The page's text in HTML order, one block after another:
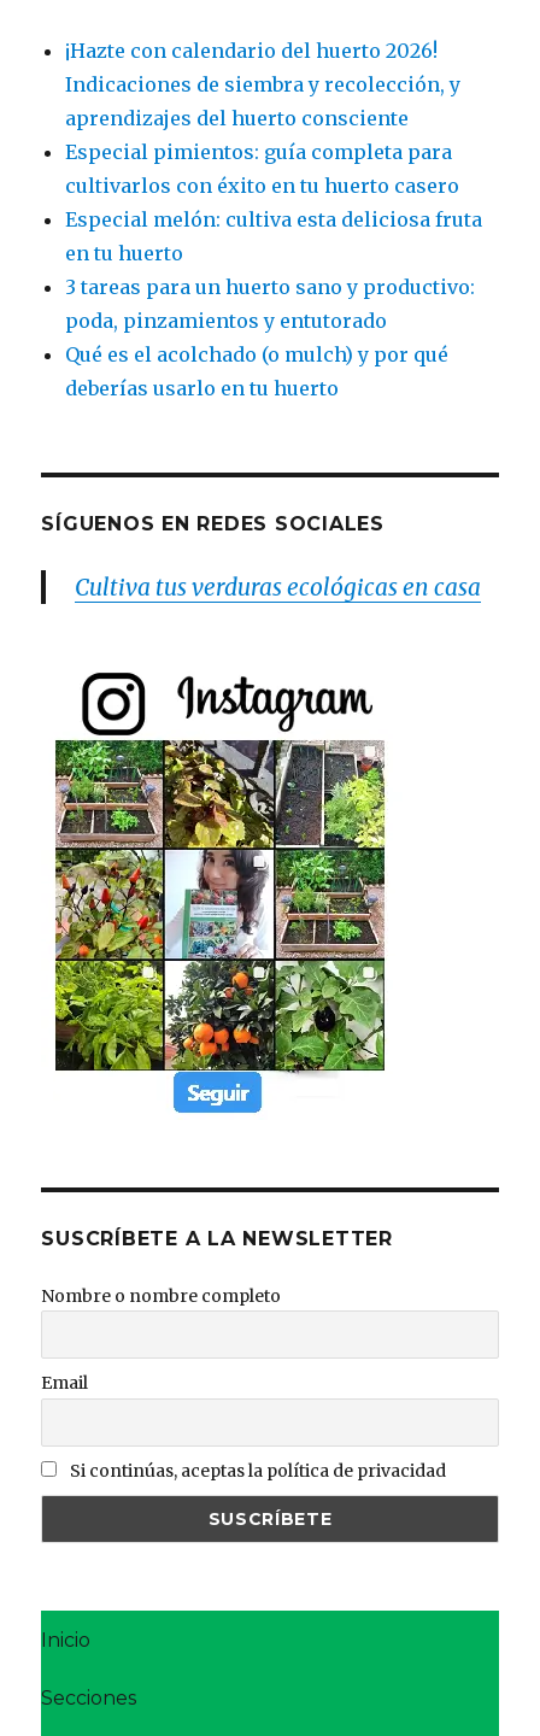
¡Hazte con calendario del huerto 2026!
Indicaciones de siembra y recolección, y
aprendizajes del huerto consciente
Especial pimientos: guía completa para
cultivarlos con éxito en tu huerto casero
Especial melón: cultiva esta deliciosa fruta
en tu huerto
3 tareas para un huerto sano y productivo:
poda, pinzamientos y entutorado
Qué es el acolchado (o mulch) y por qué
deberías usarlo en tu huerto
SÍGUENOS EN REDES SOCIALES
Cultiva tus verduras ecológicas en casa
SUSCRÍBETE A LA NEWSLETTER
Nombre o nombre completo
Email
Si continúas, aceptas la política de privacidad
Inicio
Secciones